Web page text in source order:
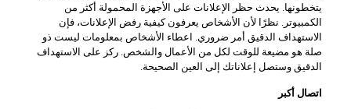
يتخطونها. يحدث حظر الإعلانات على الأجهزة المحمولة أكثر من
الكمبيوتر. نظرًا لأن الأشخاص يعرفون كيفية رفض الإعلانات، فإن
الاستهداف الدقيق أمر ضروري. اعطاء الأشخاص بمعلومات ليست ذو
صلة هو مضيعة للوقت لكل من الأعمال والشخص. ركز على الاستهداف
الدقيق وستصل إعلاناتك إلى العين الصحيحة.
اتصال أكبر